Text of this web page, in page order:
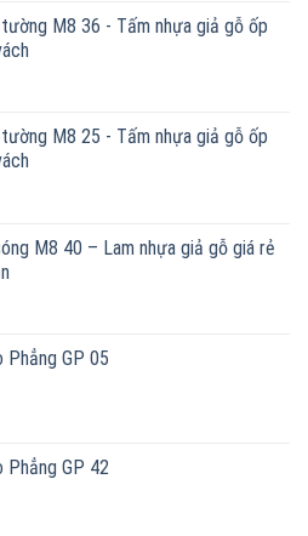
M8 36 - Tấm nhựa giả gỗ ốp
M8 25 - Tấm nhựa giả gỗ ốp
M8 40 – Lam nhựa giả gỗ giá rẻ
Phẳng GP 05
Phẳng GP 42